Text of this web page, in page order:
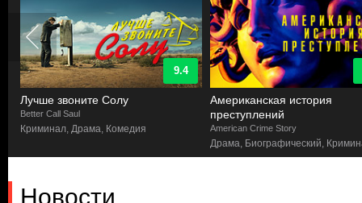
9.4
Лучше звоните Солу
Better Call Saul
Криминал, Драма, Комедия
Американская история
преступлений
American Crime Story
Драма, Биографический,
Новости